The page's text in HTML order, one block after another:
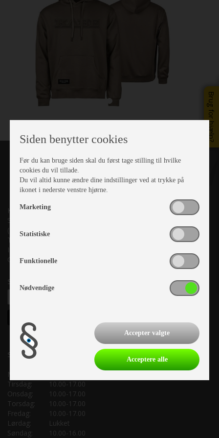
Brug for hjælp?
Kronjyllands Camping Center A/S
Suderholmen 10, 8960 Randers SØ
(Lige ud til Grenåvej)
Tlf. +45 87 10 98 70
Info@as-kcc.dk
CVR: 33 38 77 33
Samtykke til nyhedsbrev
Salgsafdeling:
Mandag:
Tirsdag:
10.00-17.00
Onsdag:
10.00-17.00
Torsdag:
10.00-17.00
Fredag:
10.00-17.00
Lørdag:
Lukket
Søndag:
10.00-16.00
Siden benytter cookies
Før du kan bruge siden skal du først tage stilling til hvilke
cookies du vil tillade.
Du vil altid kunne ændre dine indstillinger ved at trykke på
ikonet i nederste venstre hjørne.
Marketing
Statistiske
Funktionelle
Nødvendige
Accepter valgte
Acceptere alle